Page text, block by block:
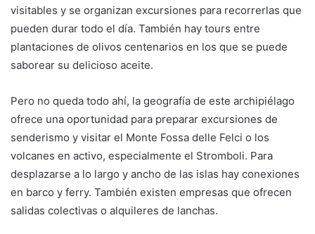
visitables y se organizan excursiones para recorrerlas que
pueden durar todo el día. También hay tours entre
plantaciones de olivos centenarios en los que se puede
saborear su delicioso aceite.
Pero no queda todo ahí, la geografía de este archipiélago
ofrece una oportunidad para preparar excursiones de
senderismo y visitar el Monte Fossa delle Felci o los
volcanes en activo, especialmente el Stromboli. Para
desplazarse a lo largo y ancho de las islas hay conexiones
en barco y ferry. También existen empresas que ofrecen
salidas colectivas o alquileres de lanchas.